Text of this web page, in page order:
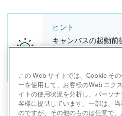
ヒント
キャンバスの起動前
この Web サイトでは、Cookie そ
ーを使用して、お客様のWeb エク
イトの使用状況を分析し、パーソ
客様に提供しています。一部は、
のですが、その他のものは任意で